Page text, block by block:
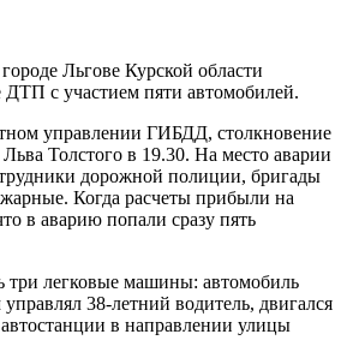
Льгове Курской области
ДТП с участием пяти автомобилей.
управлении ГИБДД, столкновение
Толстого в 19.30. На место аварии
дорожной полиции, бригады
Когда расчеты прибыли на
в аварию попали сразу пять
три легковые машины: автомобиль
38-летний водитель, двигался
в направлении улицы